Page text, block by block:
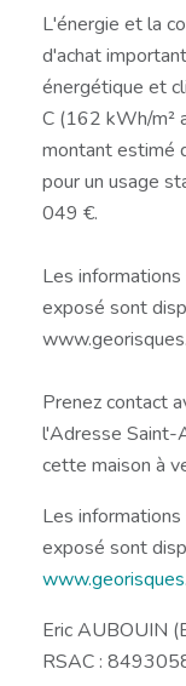
L'énergie et la
d'achat
énergétique et
C (162 kWh/m²
montant estimé
pour un usage
049 €.
Les
exposé sont
Prenez contact
l'Adresse Saint-
cette maison à
Les
exposé sont
Eric AUBOUIN
RSAC :